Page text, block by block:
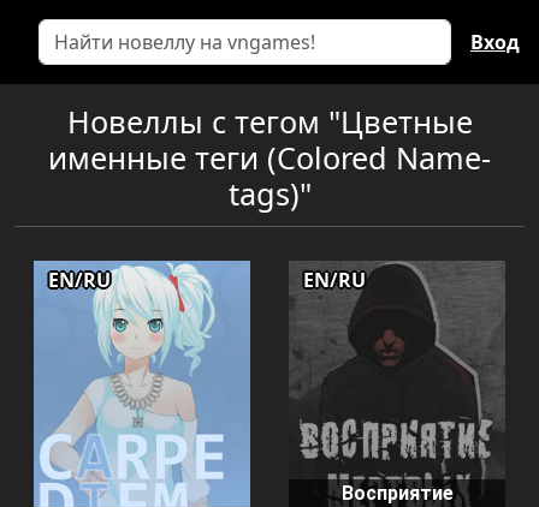
Вход
Новеллы с тегом "Цветные
именные теги (Colored Name-
tags)"
EN/RU
Восприятие
EN/RU